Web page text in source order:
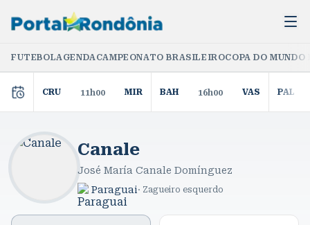
FUTEBOLAGENDACAMPEONATO BRASILEIROCOPA DO
CRU 11h00 MIR BAH 16h00 VAS PAL
Canale
José María Canale Domínguez
Paraguai · Zagueiro esquerdo